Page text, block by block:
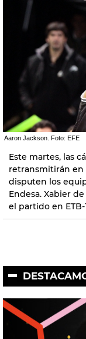
Aaron Jackson. Foto: EFE
Este martes, las
retransmitirán en
disputen los
Endesa. Xabier
el partido en